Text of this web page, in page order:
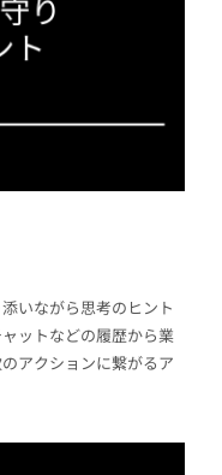
いながら思考のヒント
ットなどの履歴から業
アクションに繋がるア